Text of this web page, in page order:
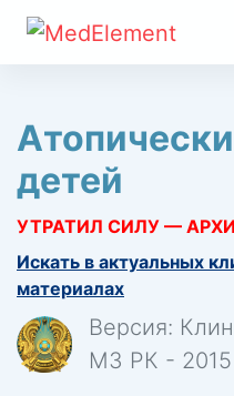
детей
УТРАТИЛ СИЛУ —
Искать в актуальных
материалах
Версия:
МЗ РК - 2015